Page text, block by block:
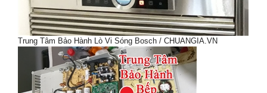
Trung Tâm Bảo Hành Lò Vi Sóng Bosch / CHUANGIA.VN